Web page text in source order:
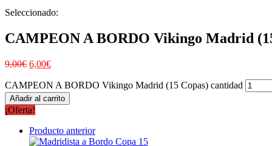
Seleccionado:
CAMPEON A BORDO Vikingo Madrid
9,00€ 6,00€
CAMPEON A BORDO Vikingo Madrid (15 Copas) cantidad
Añadir al carrito
¡Oferta!
Producto anterior